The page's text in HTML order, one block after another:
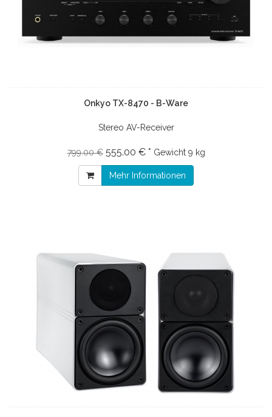
Onkyo TX-8470 - B-Ware
Stereo AV-Receiver
799.00 € 555.00 € * Gewicht 9 kg
Mehr Informationen